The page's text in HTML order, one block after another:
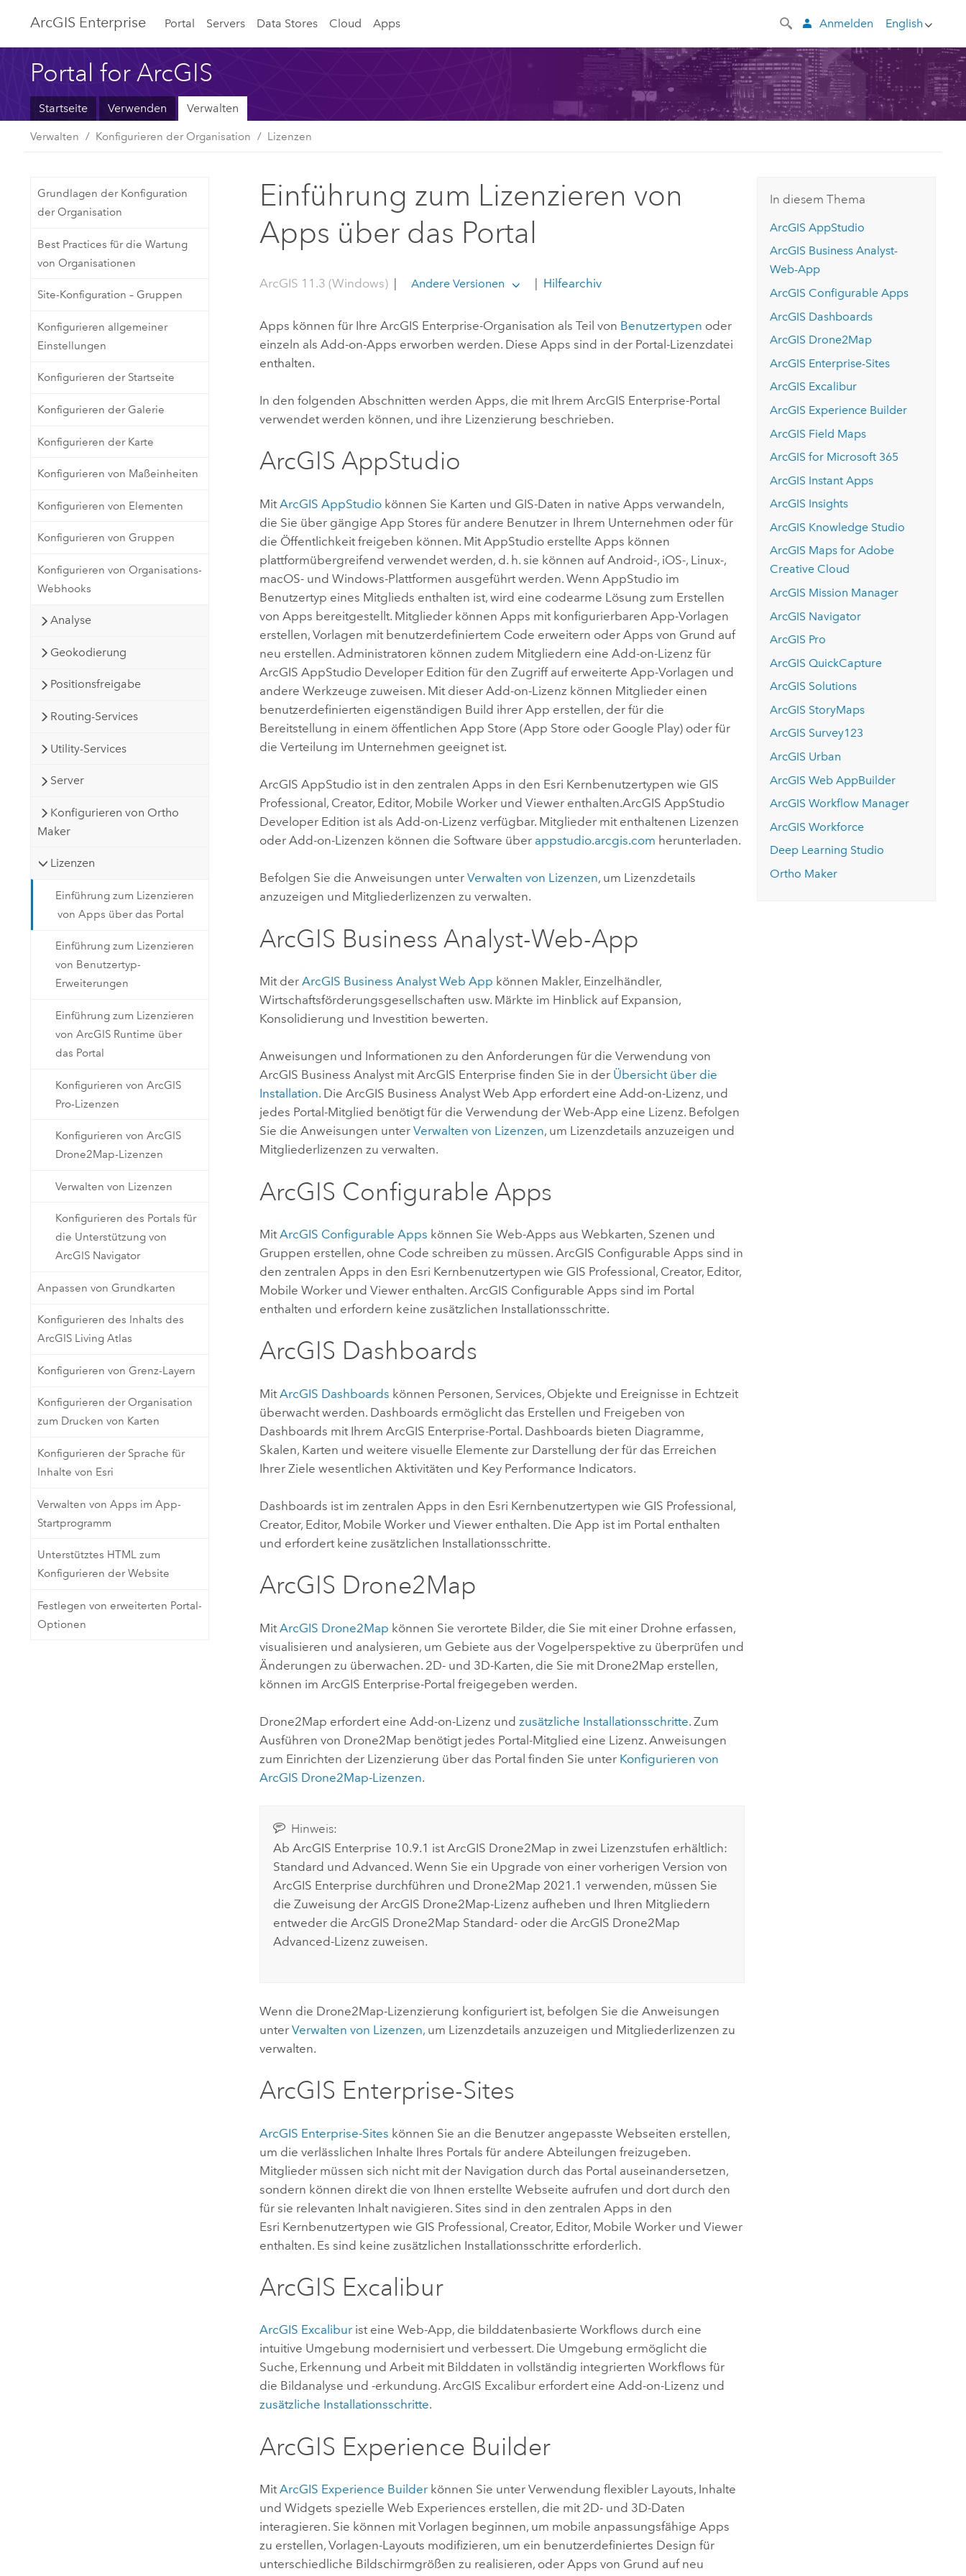
ArcGIS Enterprise Portal Servers Data Stores Cloud Apps English
Anmelden
Portal for ArcGIS
Startseite Verwenden Verwalten
Verwalten Konfigurieren der Organisation Lizenzen
Grundlagen der Konfiguration
der Organisation
Best Practices für die Wartung
von Organisationen
Site-Konfiguration – Gruppen
Konfigurieren allgemeiner
Einstellungen
Konfigurieren der Startseite
Konfigurieren der Galerie
Konfigurieren der Karte
Konfigurieren von Maßeinheiten
Konfigurieren von Elementen
Konfigurieren von Gruppen
Konfigurieren von Organisations-
Webhooks
Analyse
Geokodierung
Positionsfreigabe
Routing-Services
Utility-Services
Server
Konfigurieren von Ortho
Maker
Lizenzen
Einführung zum Lizenzieren
von Apps über das Portal
Einführung zum Lizenzieren
von Benutzertyp-
Erweiterungen
Einführung zum Lizenzieren
von ArcGIS Runtime über
das Portal
Konfigurieren von ArcGIS
Pro-Lizenzen
Konfigurieren von ArcGIS
Drone2Map-Lizenzen
Verwalten von Lizenzen
Konfigurieren des Portals für
die Unterstützung von
ArcGIS Navigator
Anpassen von Grundkarten
Konfigurieren des Inhalts des
ArcGIS Living Atlas
Konfigurieren von Grenz-Layern
Konfigurieren der Organisation
zum Drucken von Karten
Konfigurieren der Sprache für
Inhalte von Esri
Verwalten von Apps im App-
Startprogramm
Unterstütztes HTML zum
Konfigurieren der Website
Festlegen von erweiterten Portal-
Optionen
Einführung zum Lizenzieren von
Apps über das Portal
ArcGIS 11.3 (Windows) | Andere Versionen | Hilfearchiv
Apps können für IhreArcGIS Enterprise-Organisation als Teil von Benutzertypen oder
einzeln als Add-on-Apps erworben werden. Diese Apps sind in der Portal-Lizenzdatei
enthalten.
In den folgenden Abschnitten werden Apps, die mit IhremArcGIS Enterprise-Portal
verwendet werden können, und ihre Lizenzierung beschrieben.
ArcGIS AppStudio
MitArcGIS AppStudio können Sie Karten und GIS-Daten in native Apps verwandeln,
die Sie über gängige App Stores für andere Benutzer in Ihrem Unternehmen oder für
die Öffentlichkeit freigeben können. MitAppStudio erstellte Apps können
plattformübergreifend verwendet werden, d. h. sie können aufAndroid-, iOS-, Linux-,
macOS- undWindows-Plattformen ausgeführt werden. WennAppStudio im
Benutzertyp eines Mitglieds enthalten ist, wird eine codearme Lösung zum Erstellen
von Apps bereitgestellt. Mitglieder können Apps mit konfigurierbaren App-Vorlagen
erstellen, Vorlagen mit benutzerdefiniertem Code erweitern oder Apps von Grund auf
neu erstellen. Administratoren können zudem Mitgliedern eine Add-on-Lizenz für
ArcGIS AppStudio Developer Edition für den Zugriff auf erweiterte App-Vorlagen und
andere Werkzeuge zuweisen. Mit dieser Add-on-Lizenz können Mitglieder einen
benutzerdefinierten eigenständigen Build ihrer App erstellen, der für die
Bereitstellung in einem öffentlichen App Store (App Store oder Google Play) oder für
die Verteilung im Unternehmen geeignet ist.
ArcGIS AppStudio ist in den zentralen Apps in den Esri Kernbenutzertypen wie GIS
Professional, Creator, Editor, Mobile Worker undViewer enthalten.ArcGIS AppStudio
Developer Edition ist als Add-on-Lizenz verfügbar. Mitglieder mit enthaltenen Lizenzen
oder Add-on-Lizenzen können die Software über appstudio.arcgis.com herunterladen.
Befolgen Sie die Anweisungen unterVerwalten von Lizenzen, um Lizenzdetails
anzuzeigen und Mitgliederlizenzen zu verwalten.
ArcGIS Business Analyst-Web-App
Mit derArcGIS Business AnalystWeb App können Makler, Einzelhändler,
Wirtschaftsförderungsgesellschaften usw. Märkte im Hinblick auf Expansion,
Konsolidierung und Investition bewerten.
Anweisungen und Informationen zu den Anforderungen für die Verwendung von
ArcGIS Business Analyst mitArcGIS Enterprise finden Sie in der Übersicht über die
Installation. DieArcGIS Business Analyst Web App erfordert eine Add-on-Lizenz, und
jedes Portal-Mitglied benötigt für die Verwendung der Web-App eine Lizenz. Befolgen
Sie die Anweisungen unterVerwalten von Lizenzen, um Lizenzdetails anzuzeigen und
Mitgliederlizenzen zu verwalten.
ArcGIS Configurable Apps
MitArcGIS Configurable Apps können Sie Web-Apps aus Webkarten, Szenen und
Gruppen erstellen, ohne Code schreiben zu müssen.ArcGIS Configurable Apps sind in
den zentralen Apps in den Esri Kernbenutzertypen wie GIS Professional , Creator, Editor,
Mobile Worker undViewer enthalten.ArcGIS Configurable Apps sind im Portal
enthalten und erfordern keine zusätzlichen Installationsschritte.
ArcGIS Dashboards
MitArcGIS Dashboards können Personen, Services, Objekte und Ereignisse in Echtzeit
überwacht werden. Dashboards ermöglicht das Erstellen und Freigeben von
Dashboards mit IhremArcGIS Enterprise-Portal. Dashboards bieten Diagramme,
Skalen, Karten und weitere visuelle Elemente zur Darstellung der für das Erreichen
Ihrer Ziele wesentlichen Aktivitäten und Key Performance Indicators.
Dashboards ist im zentralen Apps in den Esri Kernbenutzertypen wie GIS Professional ,
Creator, Editor, Mobile Worker undViewer enthalten. Die App ist im Portal enthalten
und erfordert keine zusätzlichen Installationsschritte.
ArcGIS Drone2Map
MitArcGIS Drone2Map können Sie verortete Bilder, die Sie mit einer Drohne erfassen,
visualisieren und analysieren, um Gebiete aus der Vogelperspektive zu überprüfen und
Änderungen zu überwachen. 2D- und 3D-Karten, die Sie mit Drone2Map erstellen,
können imArcGIS Enterprise-Portal freigegeben werden.
Drone2Map erfordert eine Add-on-Lizenz undzusätzliche Installationsschritte. Zum
Ausführen von Drone2Map benötigt jedes Portal-Mitglied eine Lizenz. Anweisungen
zum Einrichten der Lizenzierung über das Portal finden Sie unter Konfigurieren von
ArcGIS Drone2Map-Lizenzen.
Hinweis:
Ab ArcGIS Enterprise 10.9.1 ist ArcGIS Drone2Map in zwei Lizenzstufen erhältlich:
Standard und Advanced. Wenn Sie ein Upgrade von einer vorherigen Version von
ArcGIS Enterprise durchführen und Drone2Map 2021.1 verwenden, müssen Sie
die Zuweisung der ArcGIS Drone2Map-Lizenz aufheben und Ihren Mitgliedern
entweder die ArcGIS Drone2Map Standard- oder die ArcGIS Drone2Map
Advanced-Lizenz zuweisen.
Wenn die Drone2Map-Lizenzierung konfiguriert ist, befolgen Sie die Anweisungen
unterVerwalten von Lizenzen, um Lizenzdetails anzuzeigen und Mitgliederlizenzen zu
verwalten.
ArcGIS Enterprise-Sites
ArcGIS Enterprise-Sites können Sie an die Benutzer angepasste Webseiten erstellen,
um die verlässlichen Inhalte Ihres Portals für andere Abteilungen freizugeben.
Mitglieder müssen sich nicht mit der Navigation durch das Portal auseinandersetzen,
sondern können direkt die von Ihnen erstellte Webseite aufrufen und dort durch den
für sie relevanten Inhalt navigieren. Sites sind in den zentralen Apps in den
Esri Kernbenutzertypen wie GIS Professional, Creator, Editor, Mobile Worker undViewer
enthalten. Es sind keine zusätzlichen Installationsschritte erforderlich.
ArcGIS Excalibur
ArcGIS Excalibur ist eine Web-App, die bilddatenbasierte Workflows durch eine
intuitive Umgebung modernisiert und verbessert. Die Umgebung ermöglicht die
Suche, Erkennung und Arbeit mit Bilddaten in vollständig integrierten Workflows für
die Bildanalyse und -erkundung.ArcGIS Excalibur erfordert eine Add-on-Lizenz und
zusätzliche Installationsschritte.
ArcGIS Experience Builder
MitArcGIS Experience Builder können Sie unter Verwendung flexibler Layouts, Inhalte
und Widgets spezielle Web Experiences erstellen, die mit 2D- und 3D-Daten
interagieren. Sie können mit Vorlagen beginnen, um mobile anpassungsfähige Apps
zu erstellen, Vorlagen-Layouts modifizieren, um ein benutzerdefiniertes Design für
unterschiedliche Bildschirmgrößen zu realisieren, oder Apps von Grund auf neu
In diesem Thema
ArcGIS AppStudio
ArcGIS Business Analyst-
Web-App
ArcGIS Configurable Apps
ArcGIS Dashboards
ArcGIS Drone2Map
ArcGIS Enterprise-Sites
ArcGIS Excalibur
ArcGIS Experience Builder
ArcGIS Field Maps
ArcGIS for Microsoft 365
ArcGIS Instant Apps
ArcGIS Insights
ArcGIS Knowledge Studio
ArcGIS Maps for Adobe
Creative Cloud
ArcGIS Mission Manager
ArcGIS Navigator
ArcGIS Pro
ArcGIS QuickCapture
ArcGIS Solutions
ArcGIS StoryMaps
ArcGIS Survey123
ArcGIS Urban
ArcGIS Web AppBuilder
ArcGIS Workflow Manager
ArcGIS Workforce
Deep Learning Studio
Ortho Maker